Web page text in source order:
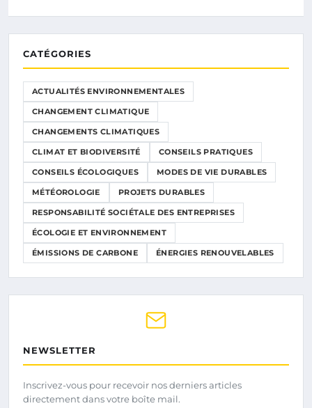
CATÉGORIES
ACTUALITÉS ENVIRONNEMENTALES
CHANGEMENT CLIMATIQUE
CHANGEMENTS CLIMATIQUES
CLIMAT ET BIODIVERSITÉ CONSEILS PRATIQUES
CONSEILS ÉCOLOGIQUES MODES DE VIE DURABLES
MÉTÉOROLOGIE PROJETS DURABLES
RESPONSABILITÉ SOCIÉTALE DES ENTREPRISES
ÉCOLOGIE ET ENVIRONNEMENT
ÉMISSIONS DE CARBONE ÉNERGIES RENOUVELABLES
NEWSLETTER
Inscrivez-vous pour recevoir nos derniers articles
directement dans votre boîte mail.